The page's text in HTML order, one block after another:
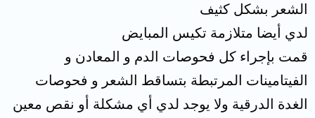
الشعر بشكل كثيف
لدي أيضا متلازمة تكيس المبايض
قمت بإجراء كل فحوصات الدم و المعادن و
الفيتامينات المرتبطة بتساقط الشعر و فحوصات
الغدة الدرقية ولا يوجد لدي أي مشكلة أو نقص معين